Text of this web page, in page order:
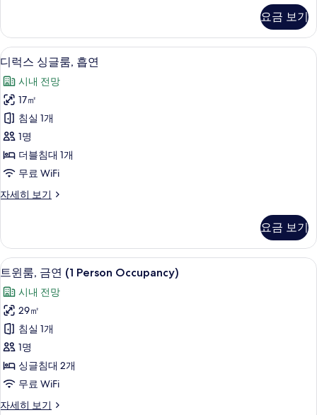
모
두
보
기
글
룸,
금
연
자
세
히
보
기
요금 보기
디
럭
스
싱
글
룸,
흡
사
모
두
보
기
고급 침구, 암막 커튼, 방음 설비, 다리
10
디럭스 싱글룸, 흡연
시내 전망
17㎡
침실 1개
1명
더블침대 1개
무료 WiFi
자세히 보기
디
글
룸,
흡
자
세
히
보
기
요금 보기
트
윈
룸,
금
연
(1
Person
Occupancy)
사
고급 침구, 암막 커튼, 방음 설비, 다리
8
트윈룸, 금연 (1 Person Occupancy)
시내 전망
29㎡
침실 1개
1명
싱글침대 2개
무료 WiFi
자세히 보기
트